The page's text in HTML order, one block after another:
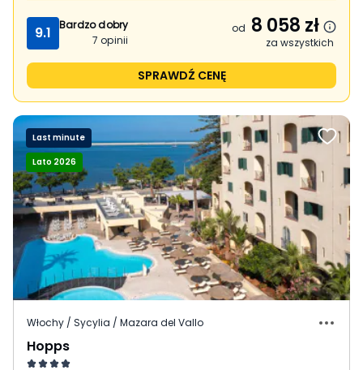
9.1
Bardzo dobry
7 opinii
od 8 058 zł
za wszystkich
SPRAWDŹ CENĘ
Last minute
Lato 2026
Włochy / Sycylia / Mazara del Vallo
Hopps